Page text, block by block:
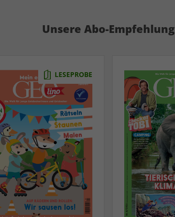
Unsere Abo-Empfehlung
LESEPROBE